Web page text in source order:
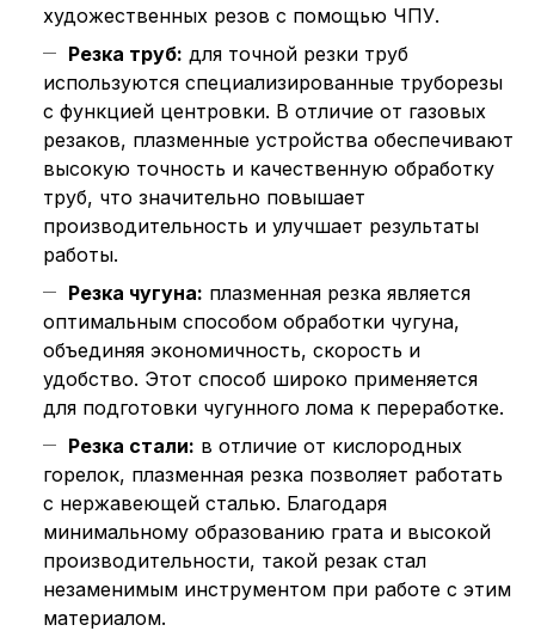
художественных резов с помощью ЧПУ.
Резка труб: для точной резки труб
используются специализированные труборезы
с функцией центровки. В отличие от газовых
резаков, плазменные устройства обеспечивают
высокую точность и качественную обработку
труб, что значительно повышает
производительность и улучшает результаты
работы.
Резка чугуна: плазменная резка является
оптимальным способом обработки чугуна,
объединяя экономичность, скорость и
удобство. Этот способ широко применяется
для подготовки чугунного лома к переработке.
Резка стали: в отличие от кислородных
горелок, плазменная резка позволяет работать
с нержавеющей сталью. Благодаря
минимальному образованию грата и высокой
производительности, такой резак стал
незаменимым инструментом при работе с этим
материалом.